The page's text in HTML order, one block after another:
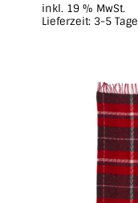
inkl. 19 % MwSt.
Lieferzeit: 3-5 Tage